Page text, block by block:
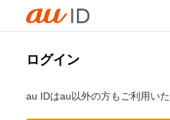
ログイン
au IDはau以外の方もご利用いた